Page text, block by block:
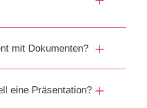
mit Dokumenten?
eine Präsentation?